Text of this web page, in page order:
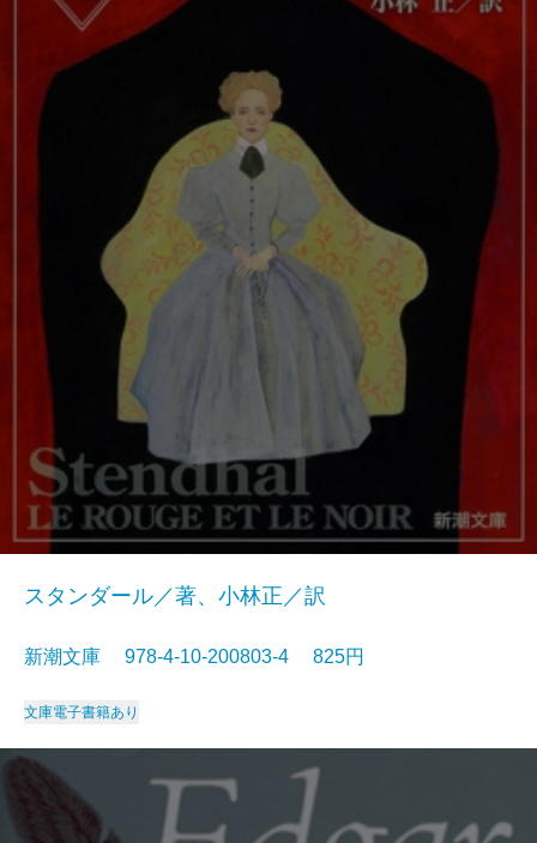
スタンダール／著、小林正／訳
新潮文庫 978-4-10-200803-4 825円
文庫電子書籍あり